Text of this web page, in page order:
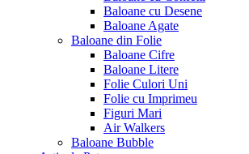
Baloane cu Desene
Baloane Agate
Baloane din Folie
Baloane Cifre
Baloane Litere
Folie Culori Uni
Folie cu Imprimeu
Figuri Mari
Air Walkers
Baloane Bubble